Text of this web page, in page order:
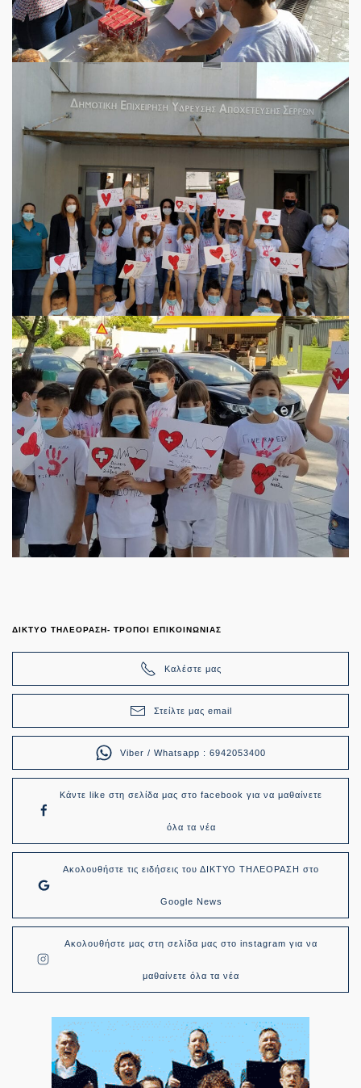
ΔΙΚΤΥΟ ΤΗΛΕΟΡΑΣΗ- ΤΡΟΠΟΙ ΕΠΙΚΟΙΝΩΝΙΑΣ
Καλέστε μας
Στείλτε μας email
Viber / Whatsapp : 6942053400
Κάντε like στη σελίδα μας στο facebook για να μαθαίνετε
όλα τα νέα
Ακολουθήστε τις ειδήσεις του ΔΙΚΤΥΟ ΤΗΛΕΟΡΑΣΗ στο
Google News
Ακολουθήστε μας στη σελίδα μας στο instagram για να
μαθαίνετε όλα τα νέα